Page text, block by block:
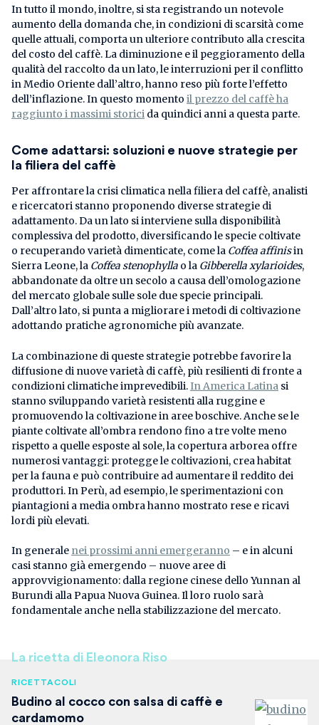
In tutto il mondo, inoltre, si sta registrando un notevole
aumento della domanda che, in condizioni di scarsità come
quelle attuali, comporta un ulteriore contributo alla crescita
del costo del caffè. La diminuzione e il peggioramento della
qualità del raccolto da un lato, le interruzioni per il conflitto
in Medio Oriente dall’altro, hanno reso più forte l’effetto
dell’inflazione. In questo momento il prezzo del caffè ha
raggiunto i massimi storici da quindici anni a questa parte.
Come adattarsi: soluzioni e nuove strategie per
la filiera del caffè
Per affrontare la crisi climatica nella filiera del caffè, analisti
e ricercatori stanno proponendo diverse strategie di
adattamento. Da un lato si interviene sulla disponibilità
complessiva del prodotto, diversificando le specie coltivate
o recuperando varietà dimenticate, come la Coffea affinisin
Sierra Leone, la Coffea stenophylla o la Gibberella xylarioides,
abbandonate da oltre un secolo a causa dell’omologazione
del mercato globale sulle sole due specie principali.
Dall’altro lato, si punta a migliorare i metodi di coltivazione
adottando pratiche agronomiche più avanzate.
La combinazione di queste strategie potrebbe favorire la
diffusione di nuove varietà di caffè, più resilienti di fronte a
condizioni climatiche imprevedibili.In America Latina si
stanno sviluppando varietà resistenti alla ruggine e
promuovendo la coltivazione in aree boschive. Anche se le
piante coltivate all’ombra rendono fino a tre volte meno
rispetto a quelle esposte al sole, la copertura arborea offre
numerosi vantaggi: protegge le coltivazioni, crea habitat
per la fauna e può contribuire ad aumentare il reddito dei
produttori. In Perù, ad esempio, le sperimentazioni con
piantagioni a media ombra hanno mostrato rese e ricavi
lordi più elevati.
In generale nei prossimi anni emergeranno – e in alcuni
casi stanno già emergendo – nuove aree di
approvvigionamento: dalla regione cinese dello Yunnan al
Burundi alla Papua Nuova Guinea. Il loro ruolo sarà
fondamentale anche nella stabilizzazione del mercato.
La ricetta di Eleonora Riso
RICETTACOLI
Budino al cocco con salsa di caffè e
cardamomo